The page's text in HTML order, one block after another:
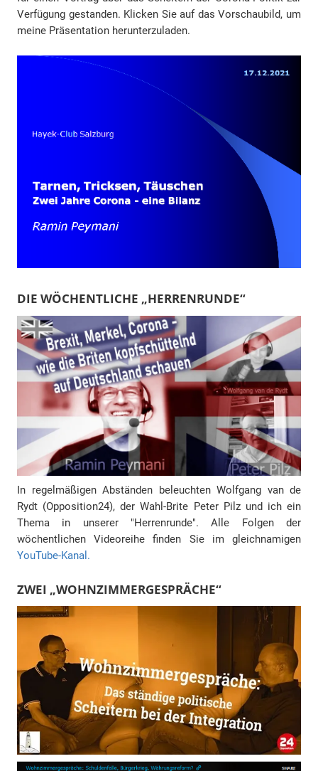
Verfügung gestanden. Klicken Sie auf das Vorschaubild, um
meine Präsentation herunterzuladen.
DIE WÖCHENTLICHE „HERRENRUNDE“
In regelmäßigen Abständen beleuchten Wolfgang van de
Rydt (Opposition24), der Wahl-Brite Peter Pilz und ich ein
Thema in unserer "Herrenrunde". Alle Folgen der
wöchentlichen Videoreihe finden Sie im gleichnamigen
YouTube-Kanal.
ZWEI „WOHNZIMMERGESPRÄCHE“